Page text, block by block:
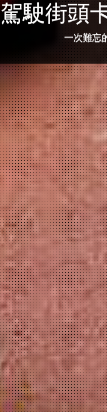
駕駛街頭
一次難忘